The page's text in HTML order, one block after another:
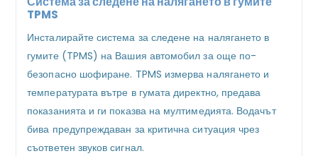
TPMS
Инсталирайте система за следене на налягането в
гумите (TPMS) на Вашия автомобил за още по-
безопасно шофиране. TPMS измерва налягането и
температурата вътре в гумата директно, предава
показанията и ги показва на мултимедията. Водачът
бива предупреждаван за критична ситуация чрез
съответен звуков сигнал.